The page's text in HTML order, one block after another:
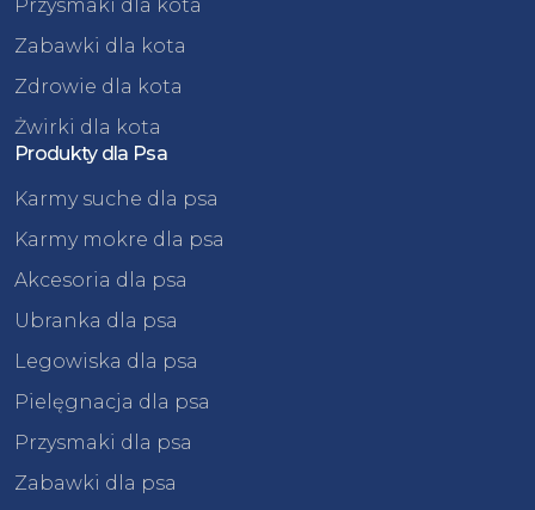
Przysmaki dla kota
Zabawki dla kota
Zdrowie dla kota
Żwirki dla kota
Produkty dla Psa
Karmy suche dla psa
Karmy mokre dla psa
Akcesoria dla psa
Ubranka dla psa
Legowiska dla psa
Pielęgnacja dla psa
Przysmaki dla psa
Zabawki dla psa